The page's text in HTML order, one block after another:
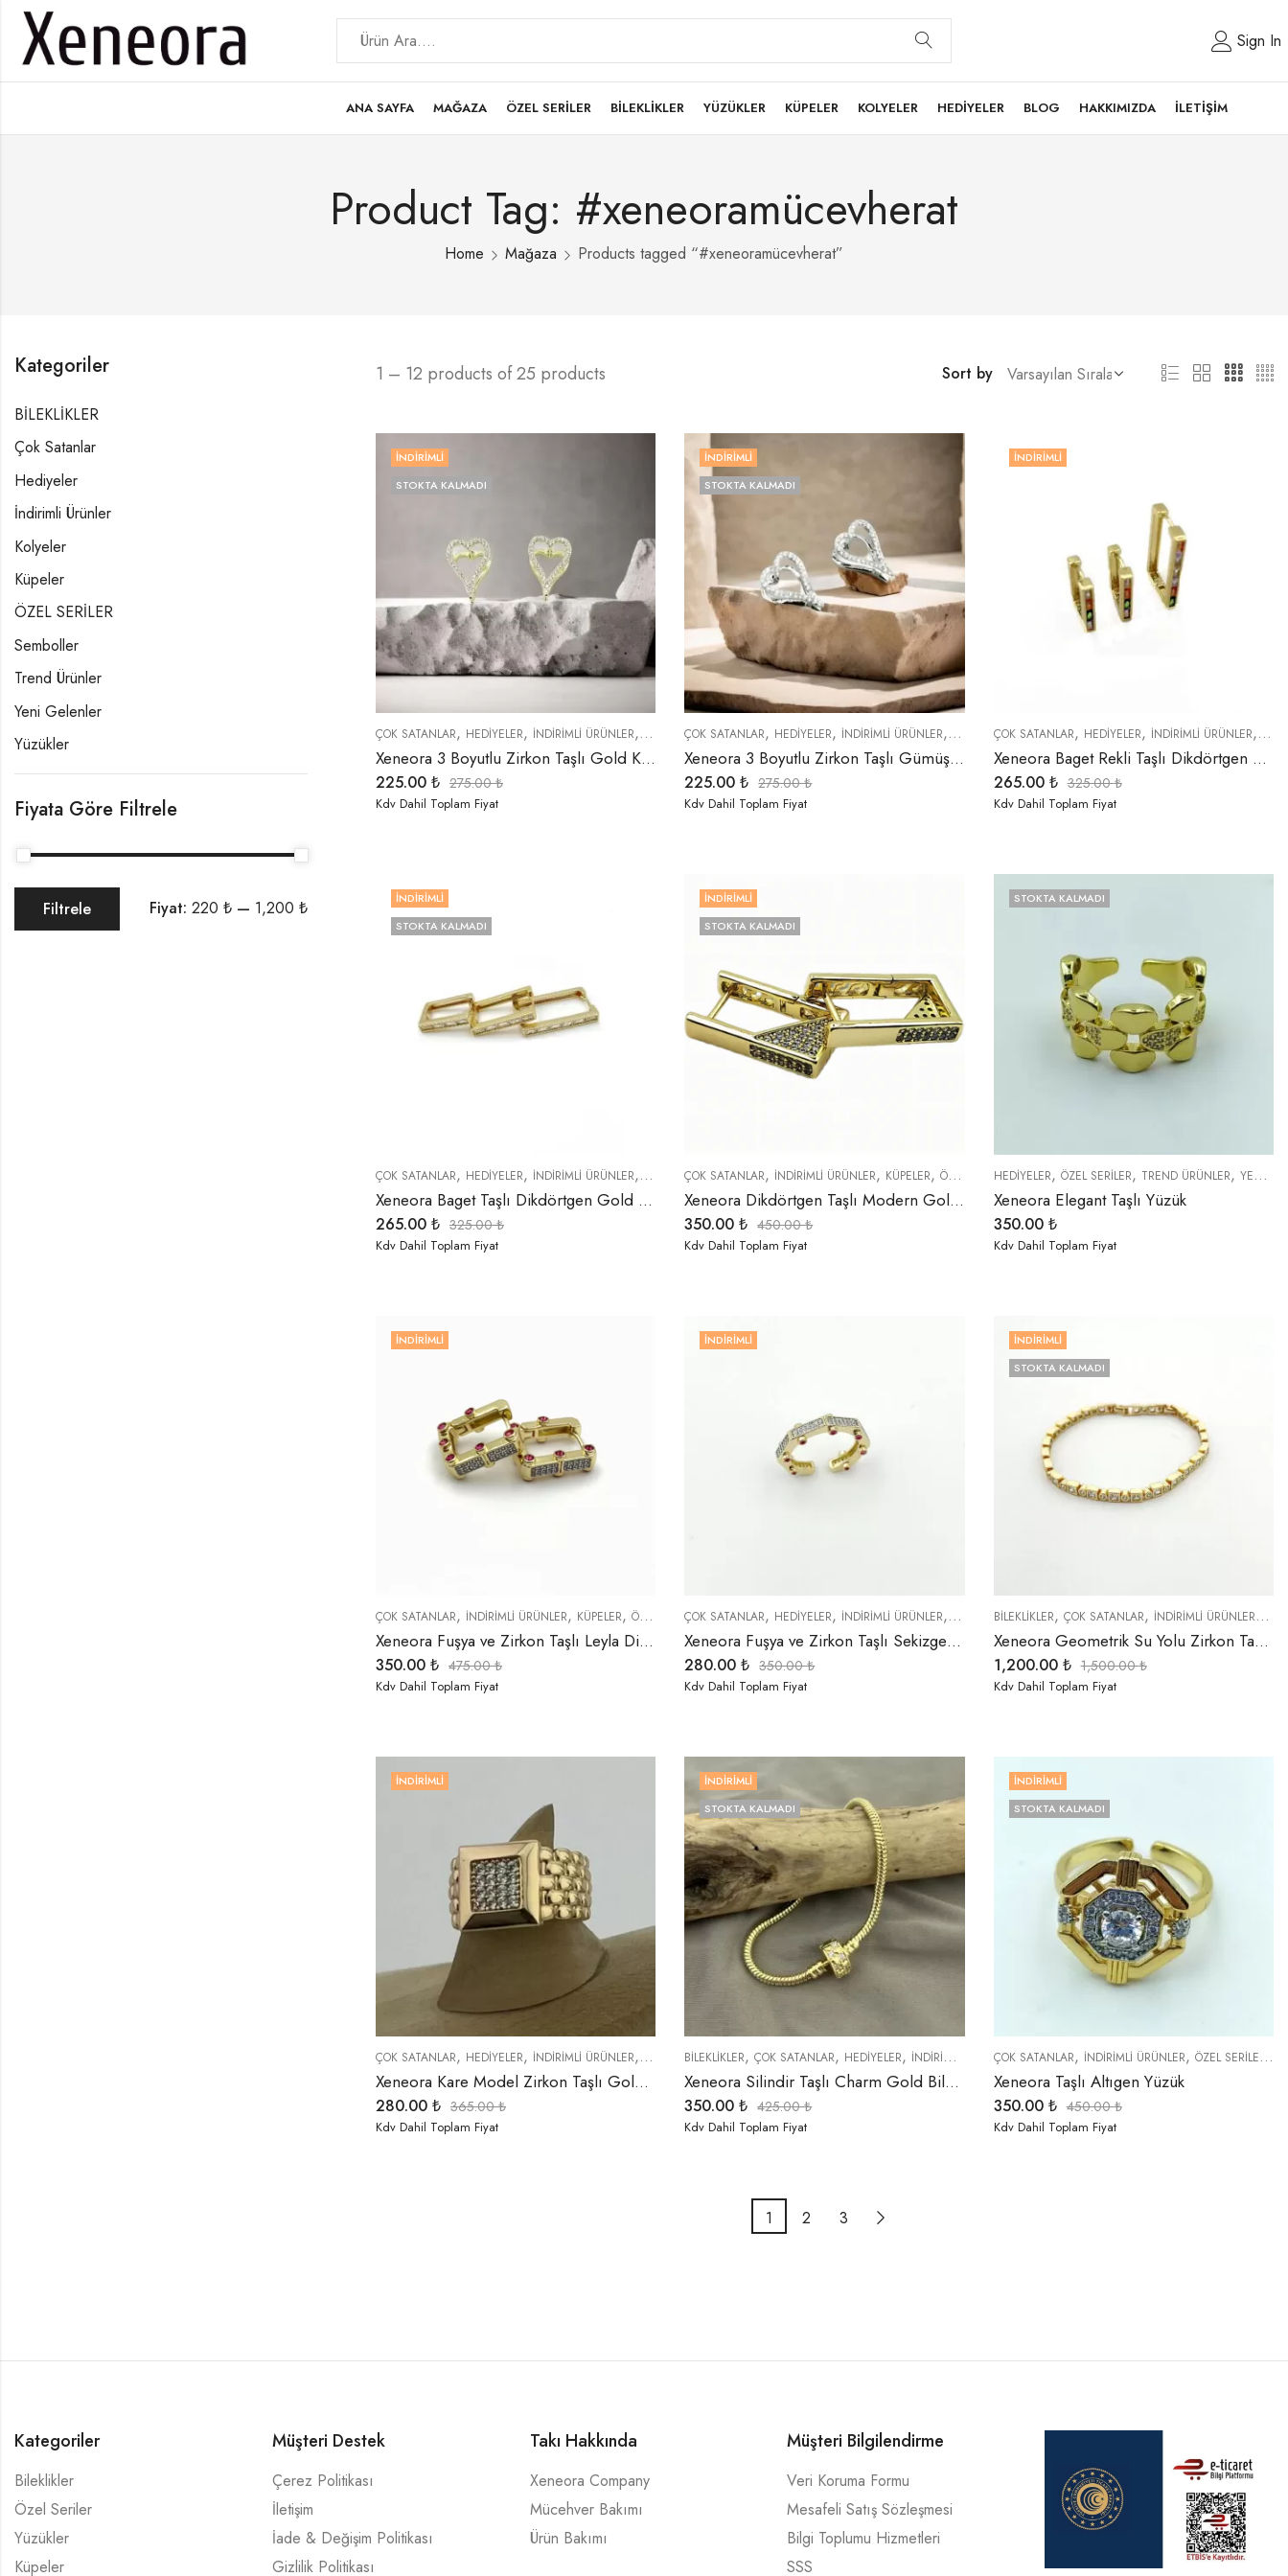
Sign In
ANA SAYFA MAĞAZA ÖZEL SERİLER BİLEKLİKLER YÜZÜKLER KÜPELER KOLYELER HEDİYELER BLOG HAKKIMIZDA İLETİŞİM
Product Tag: #xeneoramücevherat
Home Mağaza Products tagged “#xeneoramücevherat”
1 – 12 products of 25 products Sort by
İNDIRIMLI
STOKTA KALMADI
ÇOK SATANLAR, HEDIYELER, İNDIRIMLI ÜRÜNLER, KÜPELER,SEMBOLLER, TREND ÜRÜNLER
Xeneora 3 Boyutlu Zirkon Taşlı Gold Kalp Küpe
225.00 ₺ 275.00₺
Kdv Dahil Toplam Fiyat
İNDIRIMLI
STOKTA KALMADI
ÇOK SATANLAR, HEDIYELER, İNDIRIMLI ÜRÜNLER, KÜPELER,ÖZEL SERİLER ,TREND ÜRÜNLER,YENI GELENLER
Xeneora 3 Boyutlu Zirkon Taşlı Gümüş Renk Kalp Küpe
225.00₺ 275.00₺
Kdv Dahil Toplam Fiyat
İNDIRIMLI
ÇOK SATANLAR, HEDIYELER, İNDIRIMLI ÜRÜNLER,
Xeneora Baget Rekli Taşlı Dikdörtgen 3’lü Küpe Seti
265.00 ₺ 325.00₺
Kdv Dahil Toplam Fiyat
İNDIRIMLI
STOKTA KALMADI
ÇOK SATANLAR, HEDIYELER, İNDIRIMLI ÜRÜNLER, KÜPELER,ÖZEL SERİLER ,TREND ÜRÜNLER,YENI GELENLER
Xeneora Baget Taşlı Dikdörtgen Gold 3’lü Küpe Seti
265.00 ₺ 325.00₺
Kdv Dahil Toplam Fiyat
İNDIRIMLI
STOKTA KALMADI
ÇOK SATANLAR, İNDIRIMLI ÜRÜNLER, KÜPELER,ÖZEL SERİLER ,SEMBOLLER, TREND ÜRÜNLER ,YENI GELENLER
Xeneora Dikdörtgen Taşlı Modern Gold Küpe
350.00₺ 450.00₺
Kdv Dahil Toplam Fiyat
STOKTA KALMADI
HEDIYELER, ÖZEL SERİLER, TREND ÜRÜNLER, YENI GELENLER
Xeneora Elegant Taşlı Yüzük
350.00 ₺
Kdv Dahil Toplam Fiyat
İNDIRIMLI
ÇOK SATANLAR, İNDIRIMLI ÜRÜNLER, KÜPELER, ÖZEL SERİLER ,TREND ÜRÜNLER
Xeneora Fuşya ve Zirkon Taşlı Leyla Dikdörtgen Küpe
350.00 ₺ 475.00₺
Kdv Dahil Toplam Fiyat
İNDIRIMLI
ÇOK SATANLAR, HEDIYELER, İNDIRIMLI ÜRÜNLER, ÖZEL SERİLER,TREND ÜRÜNLER,YÜZÜKLER
Xeneora Fuşya ve Zirkon Taşlı Sekizgen Yüzük
280.00₺ 350.00₺
Kdv Dahil Toplam Fiyat
İNDIRIMLI
STOKTA KALMADI
BİLEKLİKLER, ÇOK SATANLAR, İNDIRIMLI ÜRÜNLER,
Xeneora Geometrik Su Yolu Zirkon Taşlı Özel Seri Gold Bileklik
1,200.00 ₺ 1,500.00₺
Kdv Dahil Toplam Fiyat
İNDIRIMLI
ÇOK SATANLAR, HEDIYELER, İNDIRIMLI ÜRÜNLER, ÖZEL SERİLER,YÜZÜKLER
Xeneora Kare Model Zirkon Taşlı Gold Yüzük
280.00 ₺ 365.00₺
Kdv Dahil Toplam Fiyat
İNDIRIMLI
STOKTA KALMADI
BİLEKLİKLER,ÇOK SATANLAR, HEDIYELER, İNDIRIMLI ÜRÜNLER ,ÖZEL SERİLER,TREND ÜRÜNLER
Xeneora Silindir Taşlı Charm Gold Bileklik
350.00₺ 425.00₺
Kdv Dahil Toplam Fiyat
İNDIRIMLI
STOKTA KALMADI
ÇOK SATANLAR, İNDIRIMLI ÜRÜNLER, ÖZEL SERİLER ,
Xeneora Taşlı Altıgen Yüzük
350.00 ₺ 450.00₺
Kdv Dahil Toplam Fiyat
1 2 3
Kategoriler
BİLEKLİKLER
Çok Satanlar
Hediyeler
İndirimli Ürünler
Kolyeler
Küpeler
ÖZEL SERİLER
Semboller
Trend Ürünler
Yeni Gelenler
Yüzükler
Fiyata Göre Filtrele
Filtrele Fiyat: 220 ₺ — 1,200 ₺
Kategoriler
Bileklikler
Özel Seriler
Yüzükler
Küpeler
Müşteri Destek
Çerez Politikası
İletişim
İade & Değişim Politikası
Gizlilik Politikası
Takı Hakkında
Xeneora Company
Mücehver Bakımı
Ürün Bakımı
Müşteri Bilgilendirme
Veri Koruma Formu
Mesafeli Satış Sözleşmesi
Bilgi Toplumu Hizmetleri
SSS